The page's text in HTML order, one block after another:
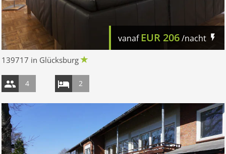
vanaf EUR 206/nacht
139717 in Glücksburg
4 2